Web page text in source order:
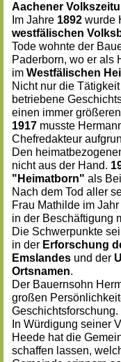
Aachener
Im Jahre 1892 wurde
westfälischen
Tode wohnte der
Paderborn, wo er als
im Westfälischen
Nicht nur die
betriebene
einen immer
1917 musste
Chefredakteur
Den
nicht aus der Hand.
"Heimatborn" als
Nach dem Tod aller
Frau Mathilde im Jahr
in der Beschäftigung
Die Schwerpunkte
in der Erforschung
Emslandes und der
Ortsnamen.
Der Bauernsohn
großen
Geschichtsforschung.
In Würdigung seiner
Heede hat die
schaffen lassen,